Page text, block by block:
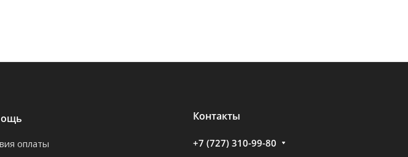
оплаты
Контакты
+7 (727) 310-99-80